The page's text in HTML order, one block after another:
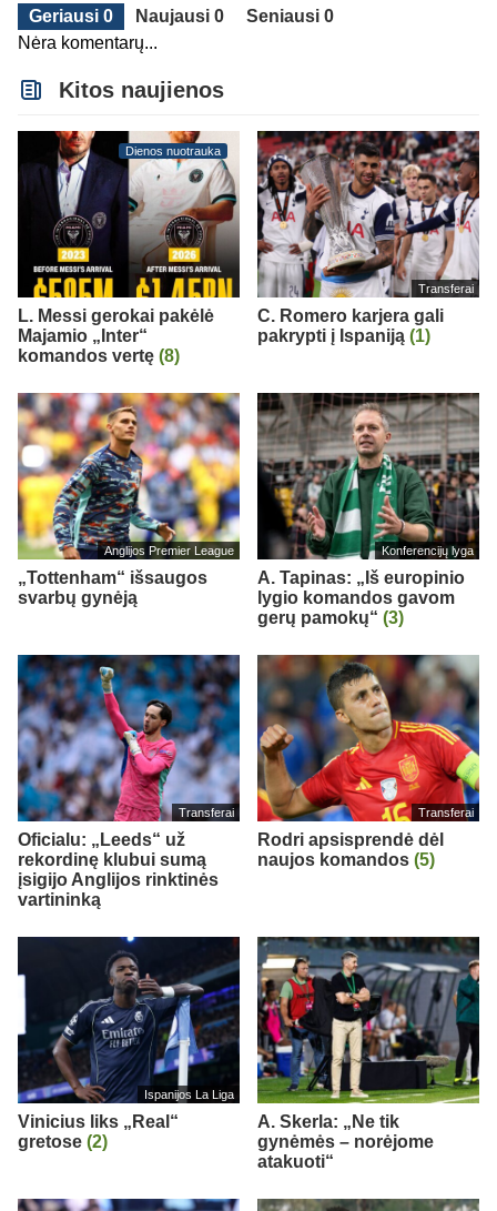
Geriausi 0 Naujausi 0
Seniausi 0
Nėra komentarų...
Kitos naujienos
Dienos nuotrauka
L. Messi gerokai pakėlė
Majamio „Inter“
komandos vertę (8)
Transferai
C. Romero karjera gali
pakrypti į Ispaniją (1)
Anglijos Premier League
„Tottenham“ išsaugos
svarbų gynėją
Konferencijų lyga
A. Tapinas: „Iš europinio
lygio komandos gavom
gerų pamokų“ (3)
Transferai
Oficialu: „Leeds“ už
rekordinę klubui sumą
įsigijo Anglijos rinktinės
vartininką
Transferai
Rodri apsisprendė dėl
naujos komandos (5)
Ispanijos La Liga
Vinicius liks „Real“
gretose (2)
A. Skerla: „Ne tik
gynėmės – norėjome
atakuoti“